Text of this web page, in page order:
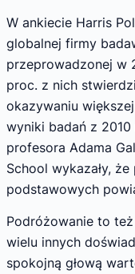
W ankiecie Harris
globalnej firmy
przeprowadzonej w
proc. z nich
okazywaniu
wyniki badań z
profesora Adama
School wykazały,
podstawowych
Podróżowanie to też
wielu innych
spokojną głową